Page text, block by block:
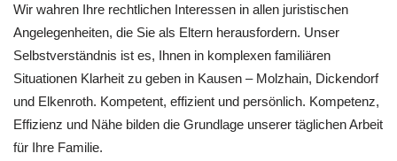
Wir wahren Ihre rechtlichen Interessen in allen juristischen
Angelegenheiten, die Sie als Eltern herausfordern. Unser
Selbstverständnis ist es, Ihnen in komplexen familiären
Situationen Klarheit zu geben in Kausen – Molzhain, Dickendorf
und Elkenroth. Kompetent, effizient und persönlich. Kompetenz,
Effizienz und Nähe bilden die Grundlage unserer täglichen Arbeit
für Ihre Familie.